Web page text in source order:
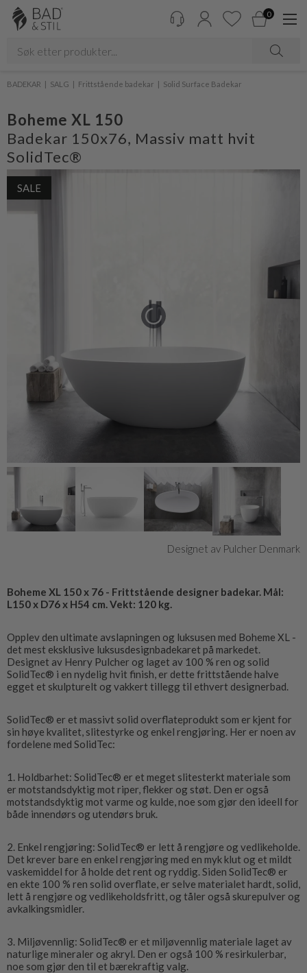
0
BADEKAR SALG Frittstående badekar Solid Surface Badekar
Boheme XL 150
Badekar 150x76, Massiv matt hvit
SolidTec®
SALE
Designet av Pulcher Denmark
Boheme XL 150 x 76 - Frittstående designer badekar. Mål:
L150 x D76 x H54 cm. Vekt: 120 kg.
Opplev den ultimate avslapningen og luksusen med Boheme XL -
det mest eksklusive luksusdesignbadekaret på markedet.
Designet av Henry Pulcher og laget av 100 % ren og solid
SolidTec® i en nydelig hvit finish, er dette frittstående halve
egget et skulpturelt og vakkert tillegg til ethvert designerbad.
SolidTec® er et massivt solid overflateprodukt som er kjent for
sin høye kvalitet, slitestyrke og enkel rengjøring. Her er noen av
fordelene med SolidTec:
1. Holdbarhet: SolidTec® er et meget slitesterkt materiale som
er motstandsdyktig mot riper, flekker og støt. Den er også
motstandsdyktig mot varme og kulde, noe som gjør den ideell for
både innendørs og utendørs bruk.
2. Enkel rengjøring: SolidTec® er lett å rengjøre og vedlikeholde.
Det krever bare en enkel rengjøring med en myk klut og et mildt
vaskemiddel for å holde det rent og ryddig. Siden SolidTec® er
en ekte 100 % ren solid overflate, er selve materialet hardt, solid,
lett å rengjøre og vedlikeholdsfritt, og tåler også skurepulver og
avkalkingsmidler.
3. Miljøvennlig: SolidTec® er et miljøvennlig materiale laget av
naturlige mineraler og akryl. Den er også 100 % resirkulerbar,
noe som gjør den til et bærekraftig valg.